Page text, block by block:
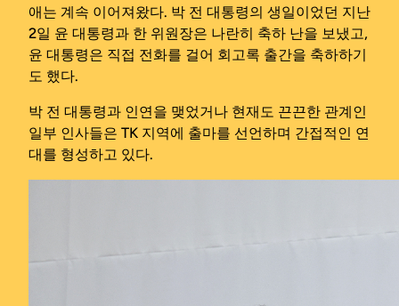
애는 계속 이어져왔다. 박 전 대통령의 생일이었던 지난
2일 윤 대통령과 한 위원장은 나란히 축하 난을 보냈고,
윤 대통령은 직접 전화를 걸어 회고록 출간을 축하하기
도 했다.
박 전 대통령과 인연을 맺었거나 현재도 끈끈한 관계인
일부 인사들은 TK 지역에 출마를 선언하며 간접적인 연
대를 형성하고 있다.